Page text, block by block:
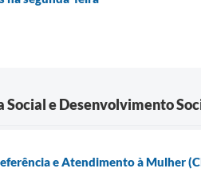
Social e Desenvolvimento
e Atendimento à Mulher